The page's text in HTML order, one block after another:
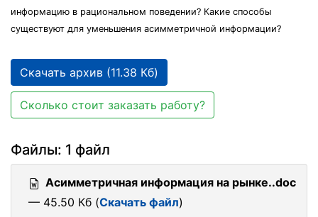
информацию в рациональном поведении? Какие способы
существуют для уменьшения асимметричной информации?
Скачать архив (11.38 Кб)
Сколько стоит заказать работу?
Файлы: 1 файл
Асимметричная информация на рынке..doc
— 45.50 Кб (Скачать файл)